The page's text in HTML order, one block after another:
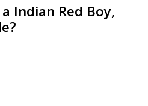
Indian Red Boy,